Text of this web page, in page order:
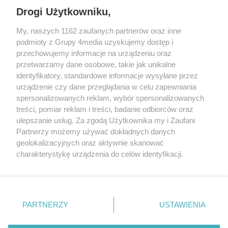
Redakcja Reklama Prywatność
Praca Łódź
the:protocol
Facebook.com
Youtube.com
Drogi Użytkowniku,
My, naszych 1162 zaufanych partnerów oraz inne
podmioty z Grupy 4media uzyskujemy dostęp i
przechowujemy informacje na urządzeniu oraz
przetwarzamy dane osobowe, takie jak unikalne
identyfikatory, standardowe informacje wysyłane przez
urządzenie czy dane przeglądania w celu zapewniania
spersonalizowanych reklam, wybór spersonalizowanych
treści, pomiar reklam i treści, badanie odbiorców oraz
ulepszanie usług. Za zgodą Użytkownika my i Zaufani
Partnerzy możemy używać dokładnych danych
geolokalizacyjnych oraz aktywnie skanować
charakterystykę urządzenia do celów identyfikacji.
zmienić/wycofać klikając przycisk ustawień prywatności
znajdujący się w lewym dolnym rogu strony
. Niektóre
PARTNERZY USTAWIENIA